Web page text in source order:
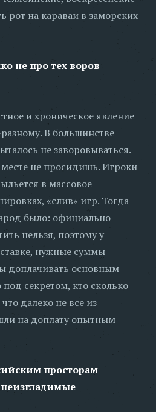
рот на караваи в заморских
не про тех воров
и хроническое явление
В большинстве
не заворовываться.
не просидишь. Игроки
в массовое
«слив» игр. Тогда
было: официально
нельзя, поэтому у
нужные суммы
доплачивать основным
секретом, кто сколько
далеко не все из
на доплату опытным
просторам